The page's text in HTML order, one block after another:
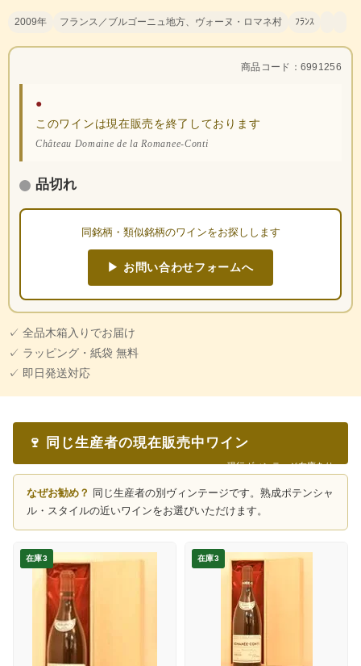
2009年 フランス／ブルゴーニュ地方、ヴォーヌ・ロマネ村 ﾌﾗﾝｽ
商品コード：6991256
●
このワインは現在販売を終了しております
Château Domaine de la Romanee-Conti
品切れ
同銘柄・類似銘柄のワインをお探しします
▶ お問い合わせフォームへ
✓ 全品木箱入りでお届け
✓ ラッピング・紙袋 無料
✓ 即日発送対応
🍷 同じ生産者の現在販売中ワイン
現行ヴィンテージ在庫あり
なぜお勧め？ 同じ生産者の別ヴィンテージです。熟成ポテンシャ
ル・スタイルの近いワインをお選びいただけます。
在庫3 在庫3